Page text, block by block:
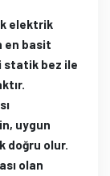
elektrik
en basit
statik bez ile
uygun
doğru olur.
olan